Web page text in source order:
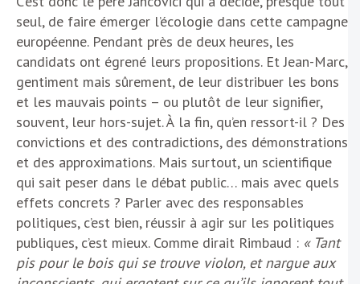
seul, de faire émerger l’écologie dans cette campagne
européenne. Pendant près de deux heures, les
candidats ont égrené leurs propositions. Et Jean-Marc,
gentiment mais sûrement, de leur distribuer les bons
et les mauvais points – ou plutôt de leur signifier,
souvent, leur hors-sujet. À la fin, qu’en ressort-il ? Des
convictions et des contradictions, des démonstrations
et des approximations. Mais surtout, un scientifique
qui sait peser dans le débat public… mais avec quels
effets concrets ? Parler avec des responsables
politiques, c’est bien, réussir à agir sur les politiques
publiques, c’est mieux. Comme dirait Rimbaud : « Tant
pis pour le bois qui se trouve violon, et nargue aux